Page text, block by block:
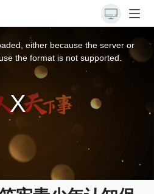
either because the server or
the format is not supported.